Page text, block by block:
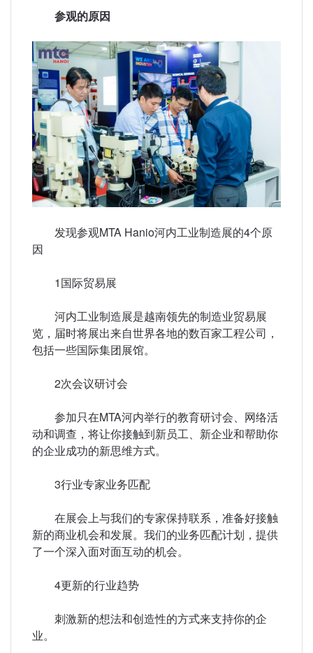
参观的原因
发现参观MTA Hanio河内工业制造展的4个原
因
1国际贸易展
河内工业制造展是越南领先的制造业贸易展
览，届时将展出来自世界各地的数百家工程公司，
包括一些国际集团展馆。
2次会议研讨会
参加只在MTA河内举行的教育研讨会、网络活
动和调查，将让你接触到新员工、新企业和帮助你
的企业成功的新思维方式。
3行业专家业务匹配
在展会上与我们的专家保持联系，准备好接触
新的商业机会和发展。我们的业务匹配计划，提供
了一个深入面对面互动的机会。
4更新的行业趋势
刺激新的想法和创造性的方式来支持你的企
业。